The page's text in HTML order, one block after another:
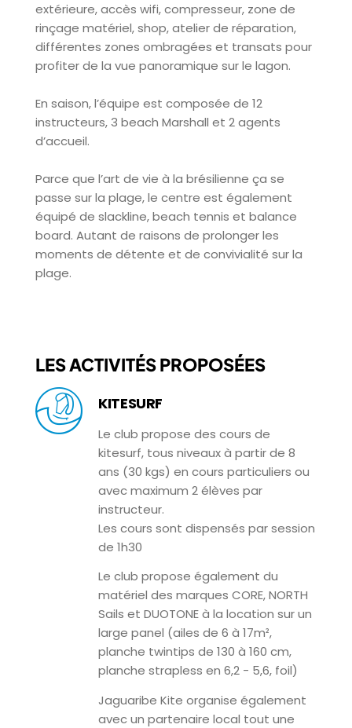
extérieure, accès wifi, compresseur, zone de
rinçage matériel, shop, atelier de réparation,
différentes zones ombragées et transats pour
profiter de la vue panoramique sur le lagon.
En saison, l’équipe est composée de 12
instructeurs, 3 beach Marshall et 2 agents
d’accueil.
Parce que l’art de vie à la brésilienne ça se
passe sur la plage, le centre est également
équipé de slackline, beach tennis et balance
board. Autant de raisons de prolonger les
moments de détente et de convivialité sur la
plage.
LES ACTIVITÉS PROPOSÉES
KITESURF
Le club propose des cours de
kitesurf, tous niveaux à partir de 8
ans (30 kgs) en cours particuliers ou
avec maximum 2 élèves par
instructeur.
Les cours sont dispensés par session
de 1h30
Le club propose également du
matériel des marques CORE, NORTH
Sails et DUOTONE à la location sur un
large panel (ailes de 6 à 17m²,
planche twintips de 130 à 160 cm,
planche strapless en 6,2 - 5,6, foil)
Jaguaribe Kite organise également
avec un partenaire local tout une